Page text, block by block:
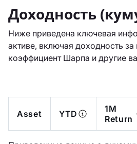
Доходность
Ниже приведена ключевая
активе, включая доходность за
коэффициент Шарпа и другие
Asset YTD
1M
Return